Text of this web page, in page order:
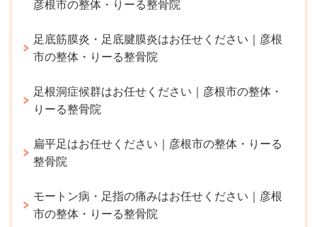
彦根市の整体・りーる整骨院
足底筋膜炎・足底腱膜炎はお任せください｜彦根
市の整体・りーる整骨院
足根洞症候群はお任せください｜彦根市の整体・
りーる整骨院
扁平足はお任せください｜彦根市の整体・りーる
整骨院
モートン病・足指の痛みはお任せください｜彦根
市の整体・りーる整骨院